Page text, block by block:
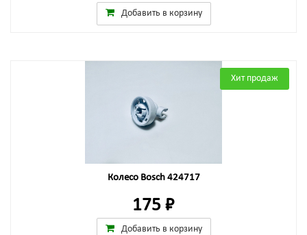
Добавить в корзину
Хит продаж
Колесо Bosch 424717
175 ₽
Добавить в корзину